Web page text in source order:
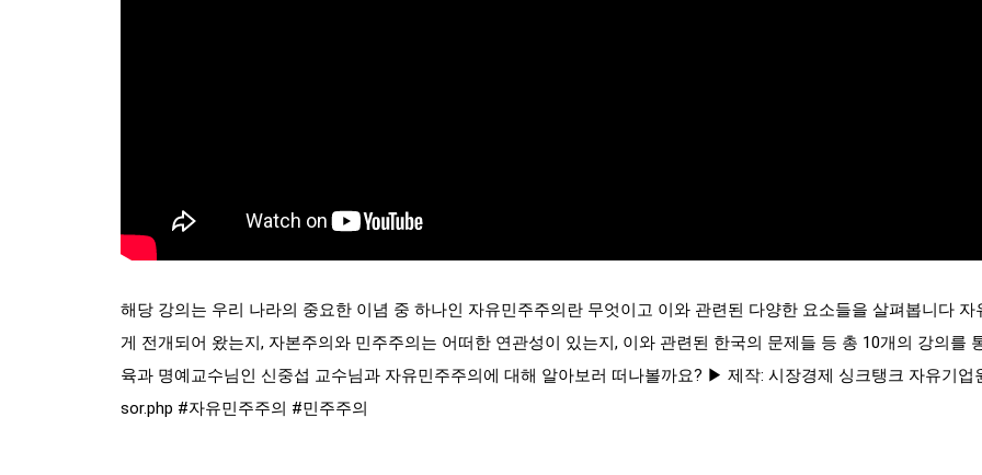
해당 강의는 우리 나라의 중요한 이념 중 하나인 자유민주주의란 무엇이고 이와 관련된 다양한 요소들을 살펴봅니다
게 전개되어 왔는지, 자본주의와 민주주의는 어떠한 연관성이 있는지, 이와 관련된 한국의 문제들 등 총 10개의 강의를
육과 명예교수님인 신중섭 교수님과 자유민주주의에 대해 알아보러 떠나볼까요? ▶ 제작: 시장경제 싱크탱크 자유기
sor.php #자유민주주의 #민주주의